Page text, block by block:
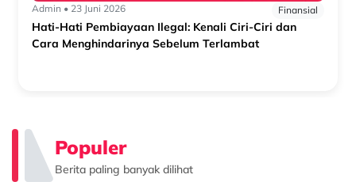
Admin • 23 Juni 2026 Finansial
Hati-Hati Pembiayaan Ilegal: Kenali Ciri-Ciri dan
Cara Menghindarinya Sebelum Terlambat
Populer
Berita paling banyak dilihat